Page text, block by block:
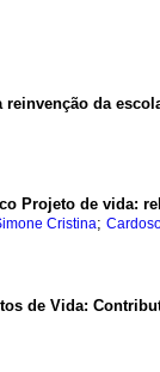
da
Projeto de vida:
Cristina;
de Vida: